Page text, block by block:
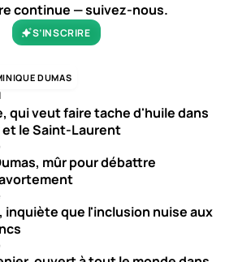
continue — suivez-nous.
S’INSCRIRE
DUMAS
qui veut faire tache d'huile dans
et le Saint-Laurent
mûr pour débattre
inquiète que l'inclusion nuise aux